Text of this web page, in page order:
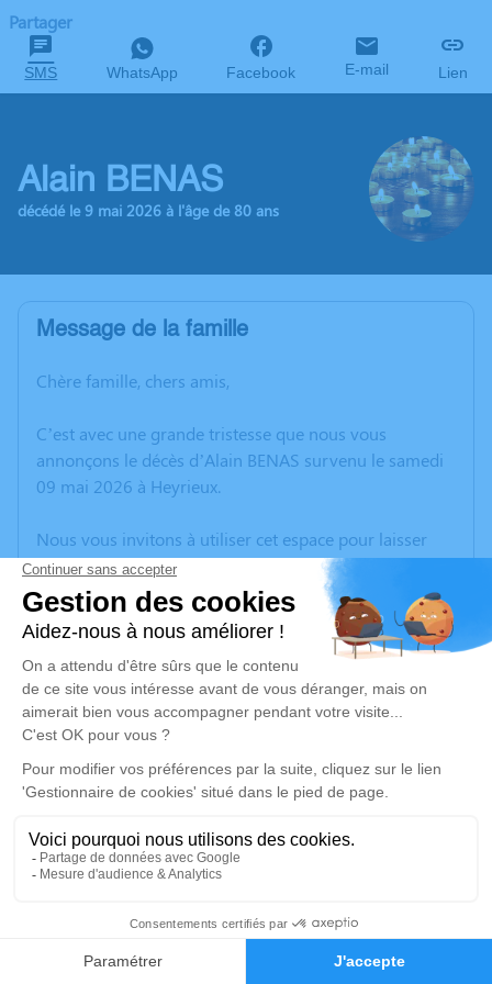
Faire-part Hommages
Partager
SMS WhatsApp Facebook E-mail Lien
Alain BENAS
décédé le 9 mai 2026 à l'âge de 80 ans
Message de la famille
Chère famille, chers amis,
C’est avec une grande tristesse que nous vous
annonçons le décès d’Alain BENAS survenu le samedi
09 mai 2026 à Heyrieux.
Nous vous invitons à utiliser cet espace pour laisser
vos condoléances, partager des photos souvenirs, une
anecdote ou exprimer vos pensées à travers des
poèmes ou des textes. Cet endroit est un lieu
d'expression dédié à honorer la mémoire d’Alain
BENAS.
Un service de plantation d’arbre hommage est
disponible ici.
Je rends hommage
Cérémonie religieuse
Église Saint Pierre Aux Liens de Saint-Pierre-de-
Chandieu